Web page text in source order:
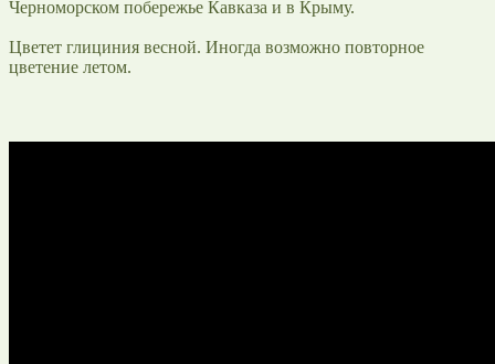
Черноморском побережье Кавказа и в Крыму.
Цветет глициния весной. Иногда возможно повторное
цветение летом.